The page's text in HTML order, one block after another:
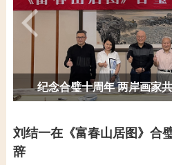
刘结一在《富春山居图》合
辞